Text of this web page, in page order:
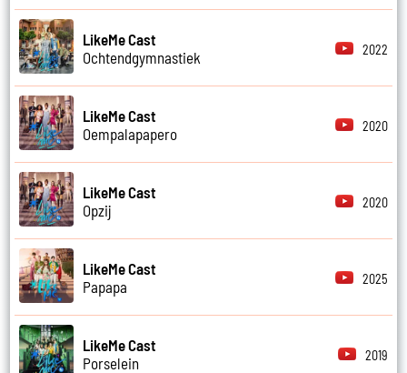
LikeMe Cast
Ochtendgymnastiek
2022
LikeMe Cast
Oempalapapero
2020
LikeMe Cast
Opzij
2020
LikeMe Cast
Papapa
2025
LikeMe Cast
Porselein
2019